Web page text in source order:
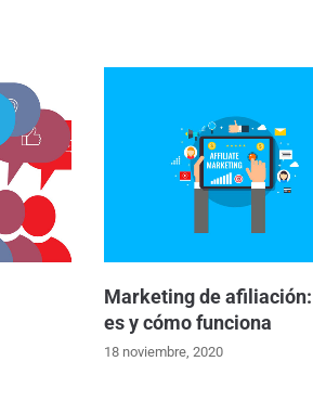
Marketing de
es y cómo funciona
18 noviembre, 2020